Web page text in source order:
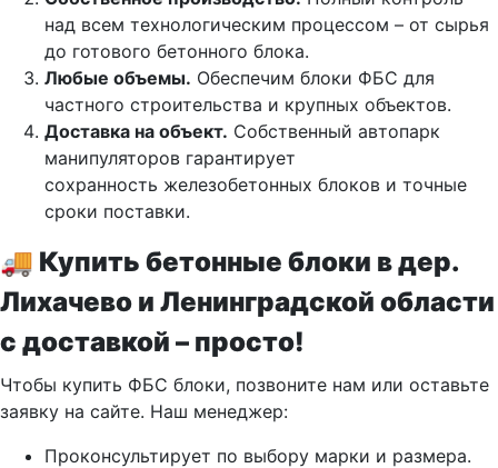
над всем технологическим процессом – от сырья
до готового бетонного блока.
Любые объемы. Обеспечим блоки ФБС для
частного строительства и крупных объектов.
Доставка на объект. Собственный автопарк
манипуляторов гарантирует
сохранность железобетонных блоков и точные
сроки поставки.
🚚 Купить бетонные блоки в дер.
Лихачево и Ленинградской области
с доставкой – просто!
Чтобы купить ФБС блоки, позвоните нам или оставьте
заявку на сайте. Наш менеджер:
Проконсультирует по выбору марки и размера.